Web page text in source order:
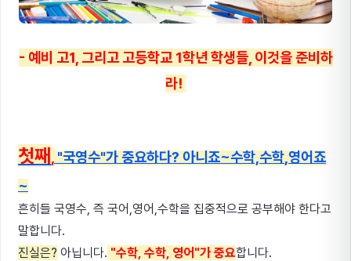
- 예비 고1, 그리고 고등학교 1학년 학생들, 이것을 준비하
라!
첫째 , "국영수"가 중요하다? 아니죠~수학,수학,영어죠
~
흔히들 국영수, 즉 국어,영어,수학을 집중적으로 공부해야 한다고
말합니다.
진실은? 아닙니다. "수학, 수학, 영어"가 중요합니다.